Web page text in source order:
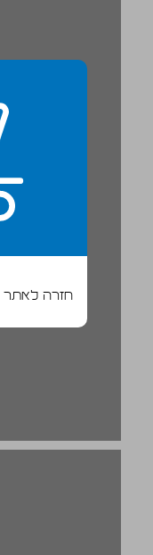
חזרה לאתר